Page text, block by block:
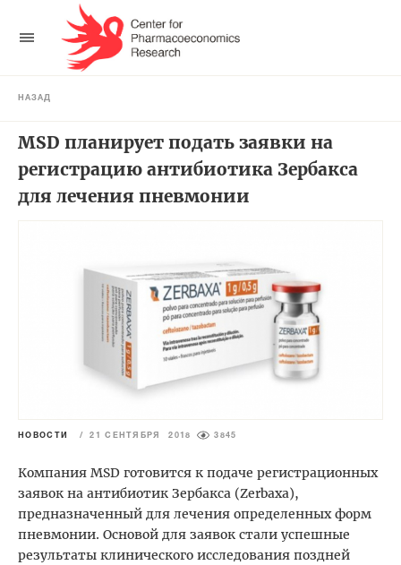
НАЗАД
MSD планирует подать заявки на
регистрацию антибиотика Зербакса
для лечения пневмонии
НОВОСТИ / 21 СЕНТЯБРЯ 2018 3845
Компания MSD готовится к подаче регистрационных
заявок на антибиотик Зербакса (Zerbaxa),
предназначенный для лечения определенных форм
пневмонии. Основой для заявок стали успешные
результаты клинического исследования поздней